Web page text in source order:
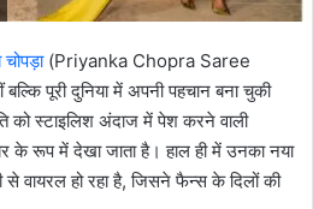
चोपड़ा(Priyanka Chopra Saree
पूरी दुनिया में अपनी पहचान बना चुकी
को स्टाइलिश अंदाज में पेश करने वाली
के रूप में देखा जाता है। हाल ही में उनका नया
वायरल हो रहा है, जिसने फैन्स के दिलों की